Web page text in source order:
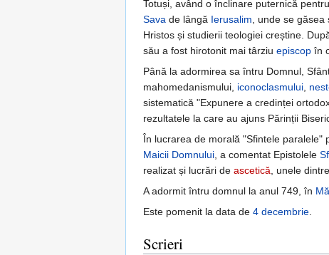
Totuși, având o înclinare puternică
Sava de lângă Ierusalim, unde se găsea
Hristos și studierii teologiei creștine.
său a fost hirotonit mai târziu episcop în
Până la adormirea sa întru Domnul,
mahomedanismului, iconoclasmului,
sistematică "Expunere a credinței
rezultatele la care au ajuns Părinții
În lucrarea de morală "Sfintele paralele"
Maicii Domnului, a comentat Epistolele
realizat și lucrări de ascetică, unele
A adormit întru domnul la anul 749, în
Este pomenit la data de 4 decembrie.
Scrieri